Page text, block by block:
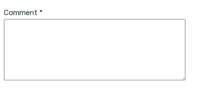
Comment *